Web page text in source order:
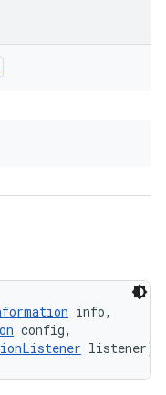
info,
config,
listener)